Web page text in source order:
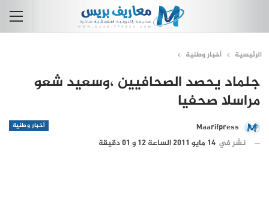
الرئيسية أخبار وطنية
جلماد يحصد الصحافيين ،وسعيد شعو
مراسلا صحفيا
أخبار وطنية
Maarifpress
نشر في 14 مايو 2011 الساعة 12 و 01 دقيقة